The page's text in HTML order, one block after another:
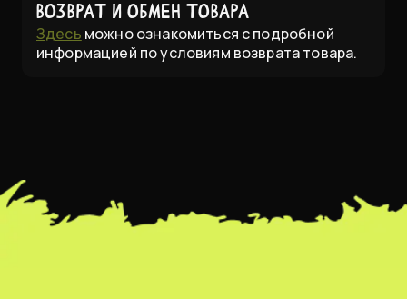
Возврат и обмен товара
Здесь можно ознакомиться с подробной
информацией по условиям возврата товара.